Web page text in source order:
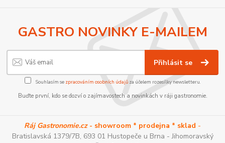
GASTRO NOVINKY E-MAILEM
Přihlásit se
Souhlasím se zpracováním osobních údajůza účelem rozesílky newsletteru.
Buďte první, kdo se dozví o zajímavostech a novinkách v ráji gastronomie.
Ráj Gastronomie.cz- showroom * prodejna * sklad -
Bratislavská 1379/7B, 693 01 Hustopeče u Brna - Jihomoravský